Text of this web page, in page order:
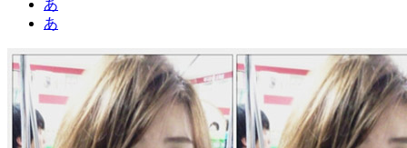
あ
あ